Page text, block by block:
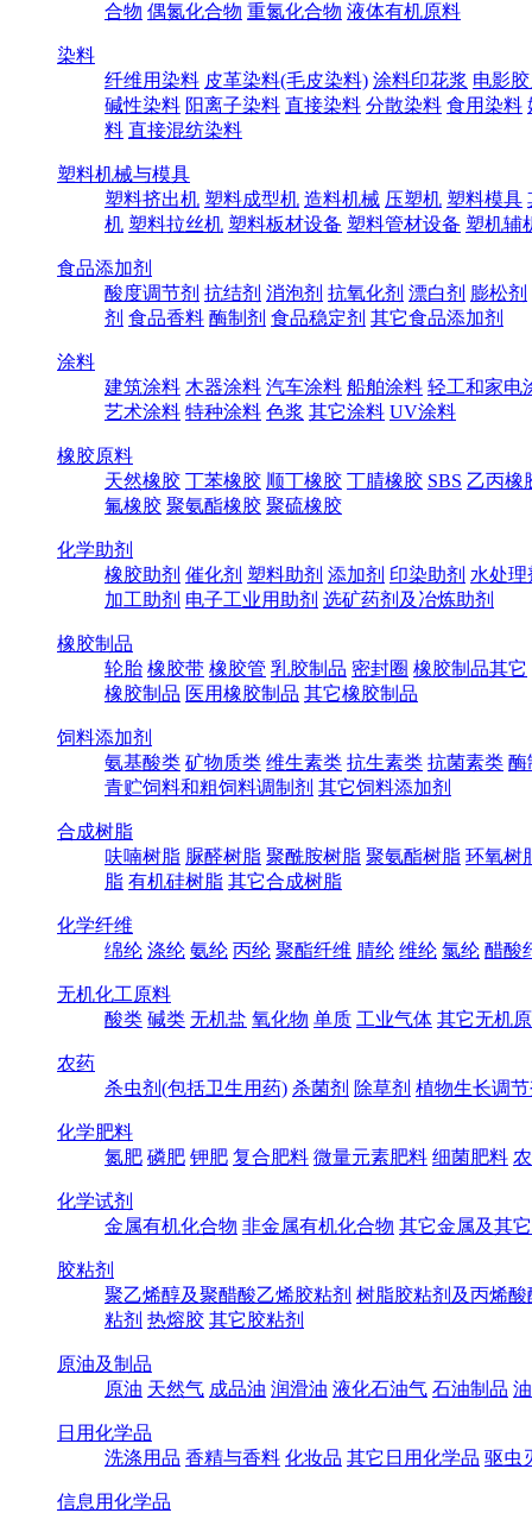
合物 偶氮化合物 重氮化合物 液体有机原料
染料
纤维用染料 皮革染料(毛皮染料) 涂料印花浆 电影
碱性染料 阳离子染料 直接染料 分散染料 食用染料
料 直接混纺染料
塑料机械与模具
塑料挤出机 塑料成型机 造料机械 压塑机 塑料模具
机 塑料拉丝机 塑料板材设备 塑料管材设备 塑机辅
食品添加剂
酸度调节剂 抗结剂 消泡剂 抗氧化剂 漂白剂 膨松剂
剂 食品香料 酶制剂 食品稳定剂 其它食品添加剂
涂料
建筑涂料 木器涂料 汽车涂料 船舶涂料 轻工和家电
艺术涂料 特种涂料 色浆 其它涂料 UV涂料
橡胶原料
天然橡胶 丁苯橡胶 顺丁橡胶 丁腈橡胶 SBS 乙丙橡
氟橡胶 聚氨酯橡胶 聚硫橡胶
化学助剂
橡胶助剂 催化剂 塑料助剂 添加剂 印染助剂 水处理
加工助剂 电子工业用助剂 选矿药剂及冶炼助剂
橡胶制品
轮胎 橡胶带 橡胶管 乳胶制品 密封圈 橡胶制品其它
橡胶制品 医用橡胶制品 其它橡胶制品
饲料添加剂
氨基酸类 矿物质类 维生素类 抗生素类 抗菌素类 酶
青贮饲料和粗饲料调制剂 其它饲料添加剂
合成树脂
呋喃树脂 脲醛树脂 聚酰胺树脂 聚氨酯树脂 环氧树
脂 有机硅树脂 其它合成树脂
化学纤维
绵纶 涤纶 氨纶 丙纶 聚酯纤维 腈纶 维纶 氯纶 醋酸
无机化工原料
酸类 碱类 无机盐 氧化物 单质 工业气体 其它无机
农药
杀虫剂(包括卫生用药) 杀菌剂 除草剂 植物生长调
化学肥料
氮肥 磷肥 钾肥 复合肥料 微量元素肥料 细菌肥料
化学试剂
金属有机化合物 非金属有机化合物 其它金属及其
胶粘剂
聚乙烯醇及聚醋酸乙烯胶粘剂 树脂胶粘剂及丙烯酸
粘剂 热熔胶 其它胶粘剂
原油及制品
原油 天然气 成品油 润滑油 液化石油气 石油制品
日用化学品
洗涤用品 香精与香料 化妆品 其它日用化学品 驱虫
信息用化学品